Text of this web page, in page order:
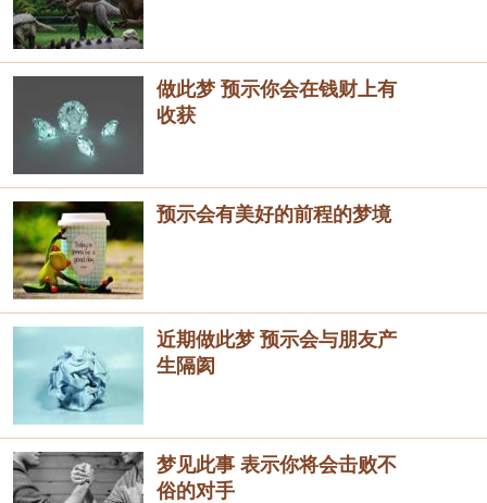
做此梦 预示你会在钱财上有
收获
预示会有美好的前程的梦境
近期做此梦 预示会与朋友产
生隔阂
梦见此事 表示你将会击败不
俗的对手